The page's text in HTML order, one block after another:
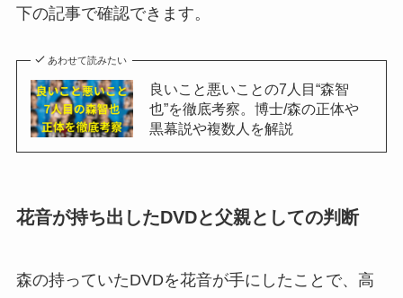
下の記事で確認できます。
あわせて読みたい
良いこと悪いことの7人目“森智
也”を徹底考察。博士/森の正体や
黒幕説や複数人を解説
花音が持ち出したDVDと父親としての判断
森の持っていたDVDを花音が手にしたことで、高